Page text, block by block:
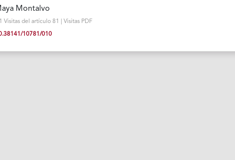
Montalvo
Visitas del artículo 81 | Visitas PDF
10781/010